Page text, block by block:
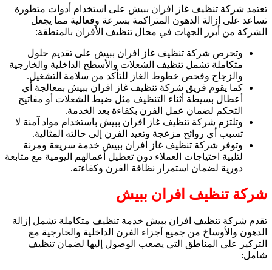
تعتمد شركة تنظيف غاز افران ببيش على استخدام أدوات متطورة
تساعد على إزالة الدهون المتراكمة بسرعة وفعالية مما يجعل
الشركة من أبرز الجهات في مجال تنظيف الأفران بالمنطقة:
وتحرص شركة تنظيف غاز افران ببيش على تقديم حلول
متكاملة تشمل تنظيف الشعلات والأسطح الداخلية والخارجية
والزجاج وفحص خطوط الغاز للتأكد من سلامة التشغيل.
كما يقوم فريق شركة تنظيف غاز افران ببيش بمعالجة أي
أعطال بسيطة أثناء التنظيف مثل ضبط الشعلات أو مفاتيح
التحكم لضمان عمل الفرن بكفاءة بعد الخدمة.
وتلتزم شركة تنظيف غاز افران ببيش باستخدام مواد آمنة لا
تسبب أي روائح مزعجة وتعيد الفرن إلى حالته المثالية.
وتوفر شركة تنظيف غاز افران ببيش خدمة سريعة ومرنة
لتلبية احتياجات العملاء دون تعطيل أعمالهم اليومية مع متابعة
دورية لضمان استمرار نظافة الفرن وكفاءته.
شركة تنظيف افران ببيش
تقدم شركة تنظيف افران ببيش خدمة تنظيف متكاملة تشمل إزالة
الدهون والأوساخ من جميع أجزاء الفرن الداخلية والخارجية مع
التركيز على المناطق التي يصعب الوصول إليها لضمان تنظيف
شامل: